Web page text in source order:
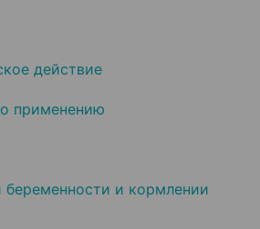
действие
применению
и кормлении